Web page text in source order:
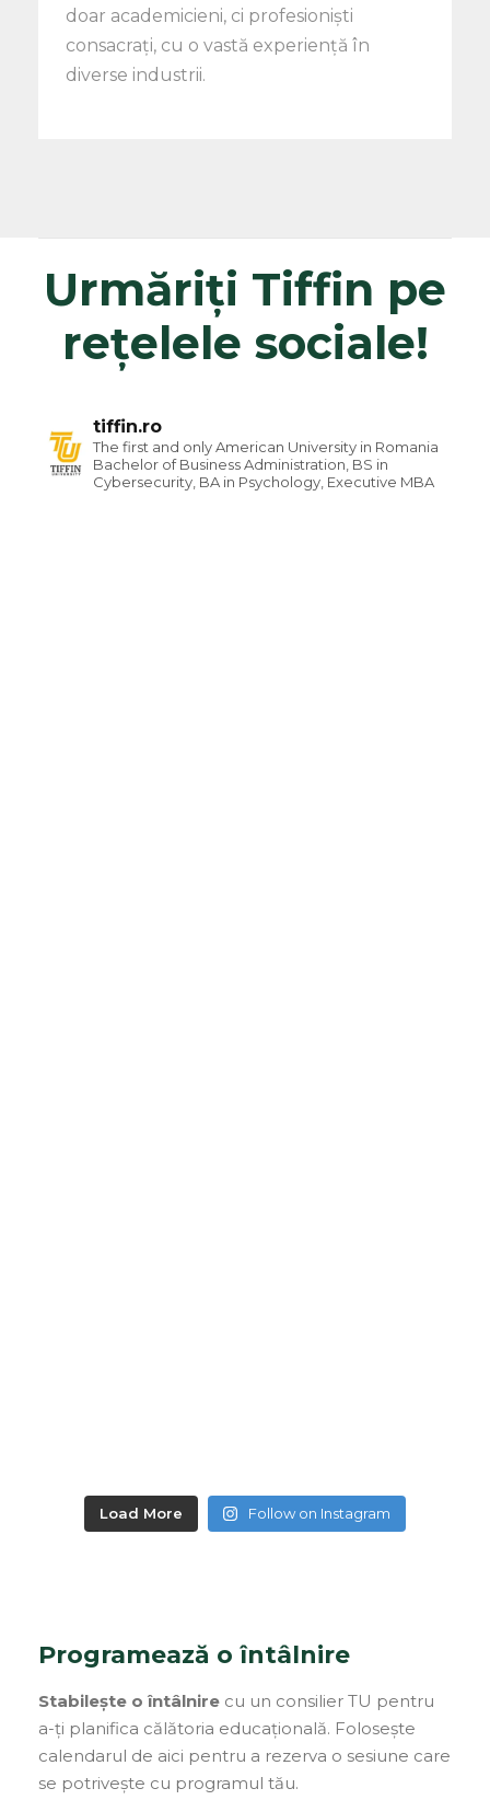
doar academicieni, ci profesioniști
consacrați, cu o vastă experiență în
diverse industrii.
Urmăriți Tiffin pe
rețelele sociale!
tiffin.ro
The first and only American University in Romania
Bachelor of Business Administration, BS in
Cybersecurity, BA in Psychology, Executive MBA
Load More Follow on Instagram
Programează o întâlnire
Stabilește o întâlnire cu un consilier TU pentru
a-ți planifica călătoria educațională. Folosește
calendarul de aici pentru a rezerva o sesiune care
se potrivește cu programul tău.